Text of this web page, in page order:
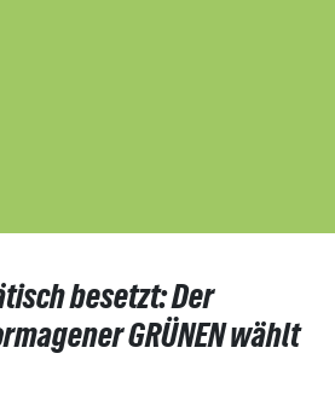
besetzt: Der
GRÜNEN wählt